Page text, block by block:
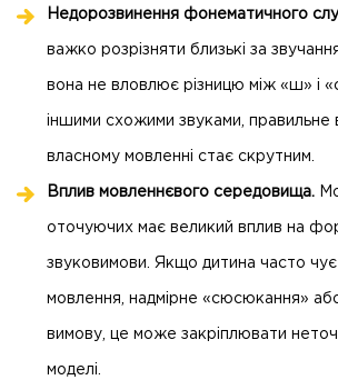
Недорозвинення фонематичного
важко розрізняти близькі за
вона не вловлює різницю між «ш» і
іншими схожими звуками, правильне
власному мовленні стає скрутним.
Вплив мовленнєвого середовища.
оточуючих має великий вплив на
звуковимови. Якщо дитина часто
мовлення, надмірне «сюсюкання»
вимову, це може закріплювати
моделі.